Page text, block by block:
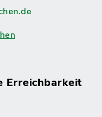
Erreichbarkeit